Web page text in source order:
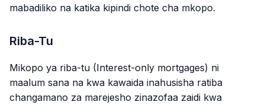
mabadiliko na katika kipindi chote cha mkopo.
Riba-Tu
Mikopo ya riba-tu (Interest-only mortgages) ni
maalum sana na kwa kawaida inahusisha ratiba
changamano za marejesho zinazofaa zaidi kwa